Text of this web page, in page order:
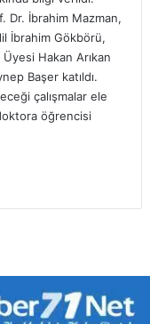
Dr. İbrahim Mazman,
İbrahim Gökbörü,
Hakan Arıkan
Başer katıldı.
çalışmalar ele
öğrencisi